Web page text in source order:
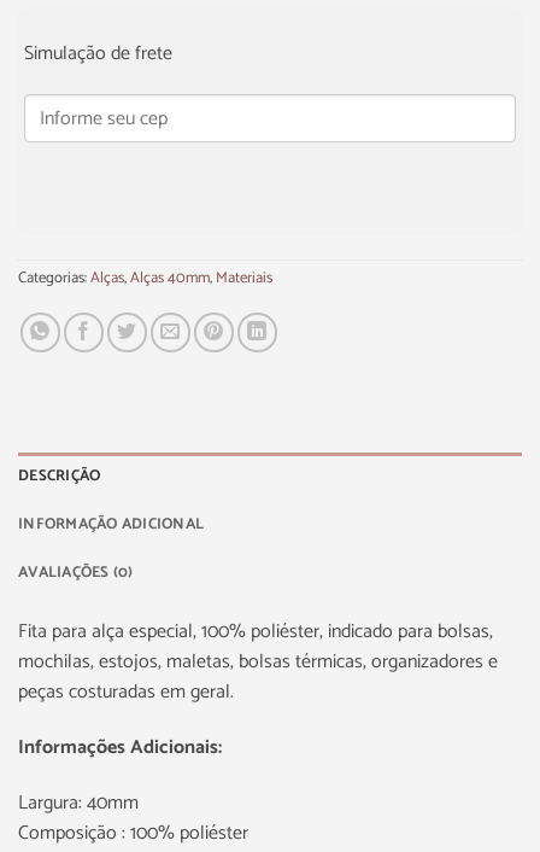
Simulação de frete
Categorias:Alças,Alças 40mm,Materiais
DESCRIÇÃO
INFORMAÇÃO ADICIONAL
AVALIAÇÕES (0)
Fita para alça especial, 100% poliéster, indicado para bolsas,
mochilas, estojos, maletas, bolsas térmicas, organizadores e
peças costuradas em geral.
Informações Adicionais:
Largura: 40mm
Composição : 100% poliéster